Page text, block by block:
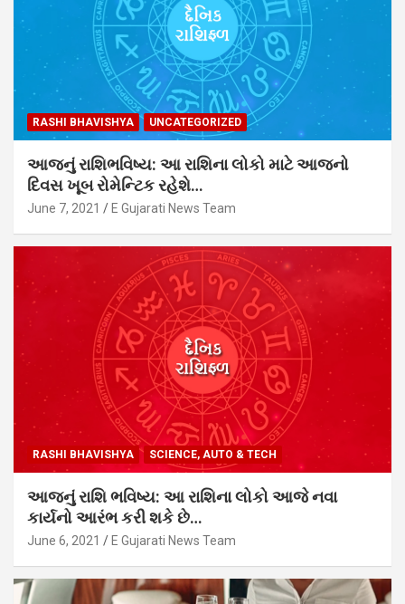
RASHI BHAVISHYA UNCATEGORIZED
આજનું રાશિભવિષ્ય: આ રાશિના લોકો માટે આજનો
દિવસ ખૂબ રોમેન્ટિક રહેશે…
June 7, 2021 E Gujarati News Team
RASHI BHAVISHYA SCIENCE, AUTO & TECH
આજનું રાશિ ભવિષ્ય: આ રાશિના લોકો આજે નવા
કાર્યનો આરંભ કરી શકે છે…
June 6, 2021 E Gujarati News Team